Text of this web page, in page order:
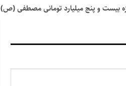
بیست و پنج میلیارد تومانی مصطفی (ص)